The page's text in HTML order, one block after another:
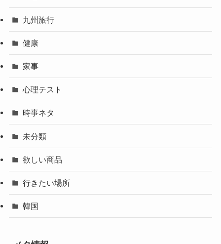
九州旅行
健康
家事
心理テスト
時事ネタ
未分類
欲しい商品
行きたい場所
韓国